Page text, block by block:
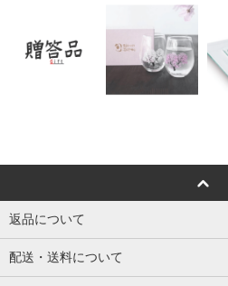
返品について
配送・送料について